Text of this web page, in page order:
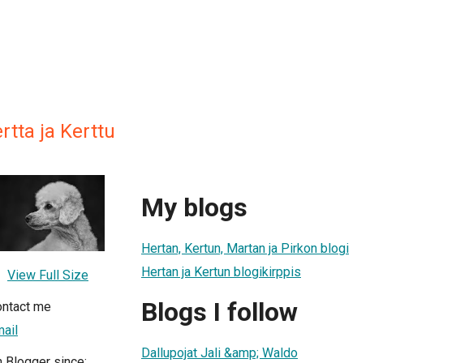
ja Kerttu
View Full Size
me
My blogs
Hertan, Kertun, Martan ja Pirkon blogi
Hertan ja Kertun blogikirppis
Blogs I follow
Dallupojat Jali &amp; Waldo